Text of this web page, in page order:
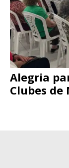
Alegria
Clubes de